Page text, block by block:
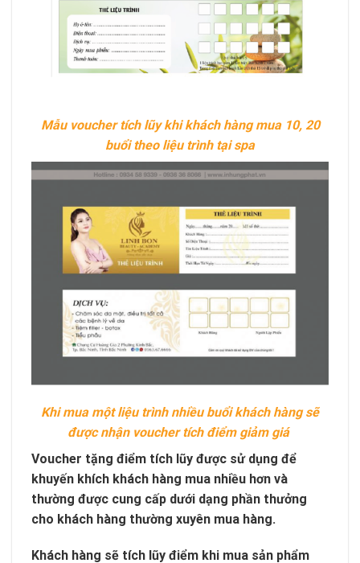
Mẫu voucher tích lũy khi khách hàng mua 10, 20
buổi theo liệu trình tại spa
Khi mua một liệu trình nhiều buổi khách hàng sẽ
được nhận voucher tích điểm giảm giá
Voucher tặng điểm tích lũy được sử dụng để
khuyến khích khách hàng mua nhiều hơn và
thường được cung cấp dưới dạng phần thưởng
cho khách hàng thường xuyên mua hàng.
Khách hàng sẽ tích lũy điểm khi mua sản phẩm